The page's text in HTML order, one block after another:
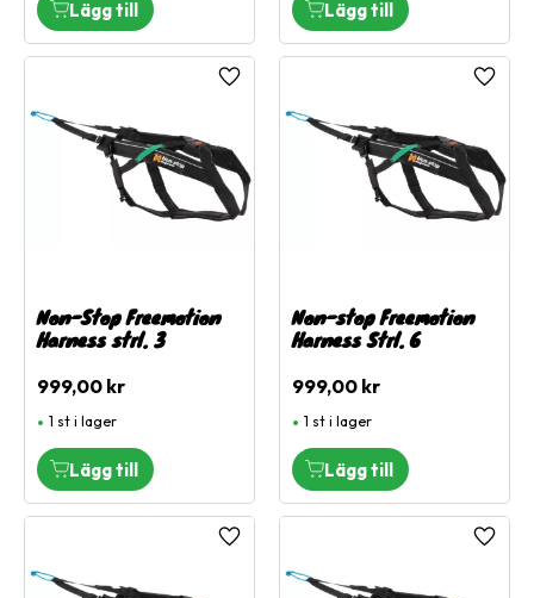
Non-Stop Freemotion
Harness strl. 3
999,00 kr
Lägg till i favoriter
1 st i lager
Non-stop Freemotion
Harness Strl. 6
999,00 kr
Lägg
1 st i lager
Lägg till i favoriter Lägg